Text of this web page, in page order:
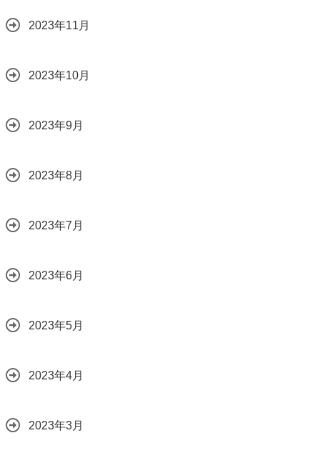
2023年11月
2023年10月
2023年9月
2023年8月
2023年7月
2023年6月
2023年5月
2023年4月
2023年3月